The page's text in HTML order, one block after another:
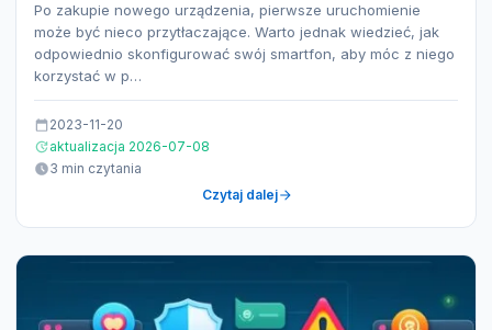
Po zakupie nowego urządzenia, pierwsze uruchomienie
może być nieco przytłaczające. Warto jednak wiedzieć, jak
odpowiednio skonfigurować swój smartfon, aby móc z niego
korzystać w p…
2023-11-20
aktualizacja 2026-07-08
3 min czytania
Czytaj dalej